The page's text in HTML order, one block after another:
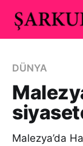
DÜNYA
Malezya’da